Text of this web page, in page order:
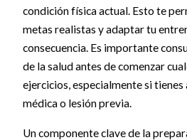
condición física actual. Esto te
metas realistas y adaptar tu
consecuencia. Es importante
de la salud antes de comenzar
ejercicios, especialmente si
médica o lesión previa.
Un componente clave de la